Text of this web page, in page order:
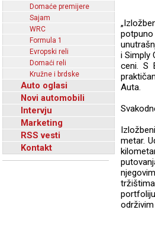
Domaće premijere
Sajam
WRC
Formula 1
Evropski reli
Domaći reli
Kružne i brdske
Auto oglasi
Novi automobili
Intervju
Marketing
RSS vesti
Kontakt
i Simply
ceni. S
Auta.
metar.